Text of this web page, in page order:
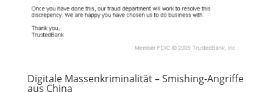
Digitale Massenkriminalität – Smishing-Angriffe
aus China